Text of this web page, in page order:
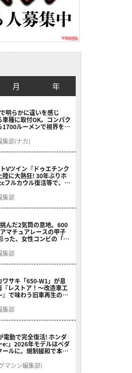
月 年
明らかに違いを感じ
種に取付OK。コンパク
1700ルーメンで視界を確
スレイ スモール］
集部(ナカ)
Vツイン『ドゥエチンク
陸に大熱狂! 30年ぶりホ
フルカウル復活等で、ロ
り】
集部
んだ2気筒の意地。600
マチュアレースの甲子
った、女性コンビの「ス
集部
ワサキ「650-W1」が息
『レストア！～改造車工
』で味わう旧車再生のロ
集部
電動で完全復活! ホンダ
e:」2026年モデルはペダ
ールに。規制緩和で本来
マシン編集部)